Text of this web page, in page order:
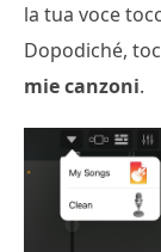
la tua voce
Dopodiché,
mie canzoni.